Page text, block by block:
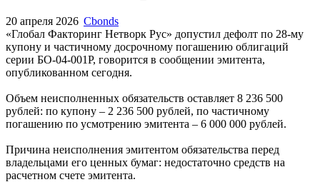
20 апреля 2026 Cbonds
«Глобал Факторинг Нетворк Рус» допустил дефолт по 28-му
купону и частичному досрочному погашению облигаций
серии БО-04-001P, говорится в сообщении эмитента,
опубликованном сегодня.
Объем неисполненных обязательств оставляет 8 236 500
рублей: по купону – 2 236 500 рублей, по частичному
погашению по усмотрению эмитента – 6 000 000 рублей.
Причина неисполнения эмитентом обязательства перед
владельцами его ценных бумаг: недостаточно средств на
расчетном счете эмитента.